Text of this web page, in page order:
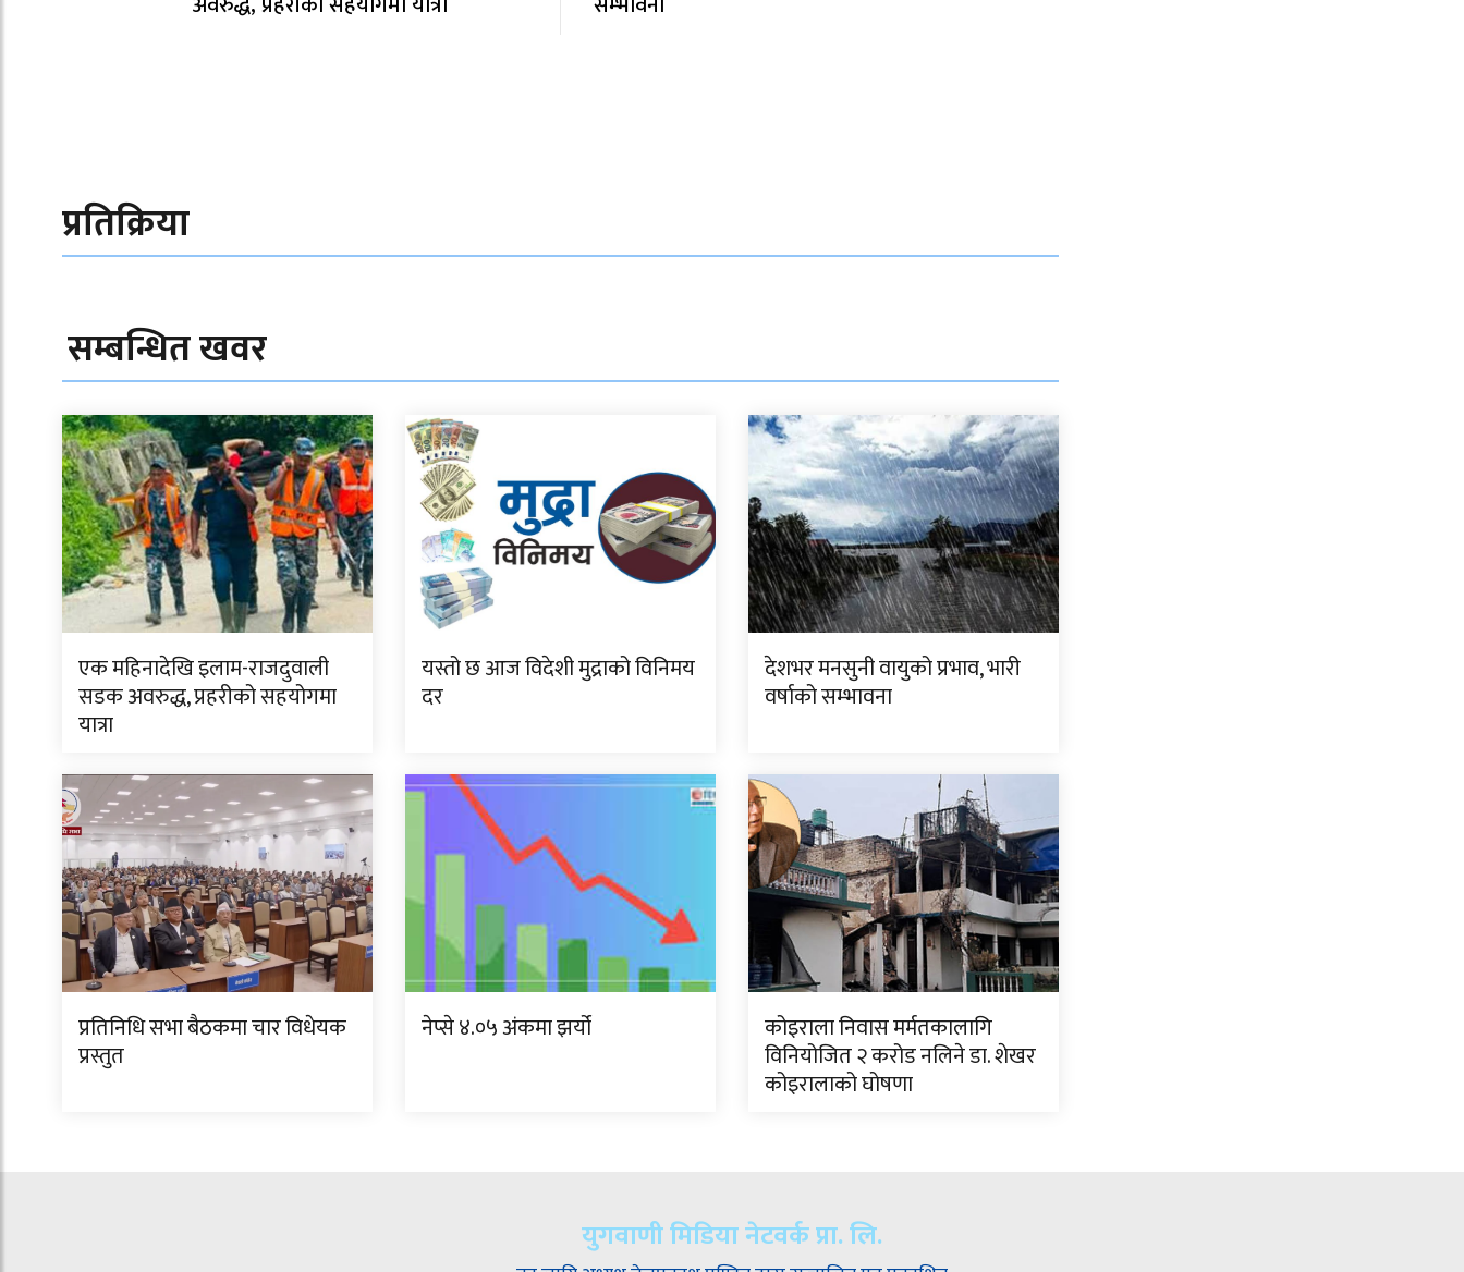
प्रतिक्रिया
सम्बन्धित खवर
एक महिनादेखि इलाम-राजदुवाली
सडक अवरुद्ध, प्रहरीको सहयोगमा
यात्रा
यस्तो छ आज विदेशी मुद्राको विनिमय
दर
देशभर मनसुनी वायुको प्रभाव, भारी
वर्षाको सम्भावना
प्रतिनिधि सभा बैठकमा चार विधेयक
प्रस्तुत
नेप्से ४.०५ अंकमा झर्यो कोइराला निवास मर्मतकालागि
विनियोजित २ करोड नलिने डा. शेखर
कोइरालाको घोषणा
युगवाणी मिडिया नेटवर्क प्रा. लि.